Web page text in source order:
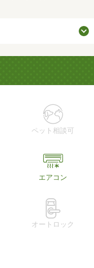
ペット相談可
エアコン
オートロック